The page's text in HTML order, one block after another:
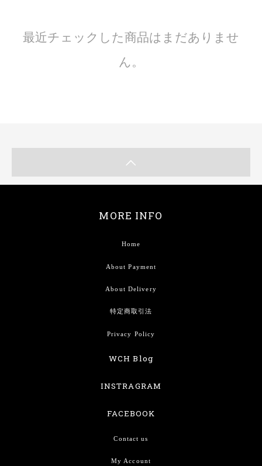
最近チェックした商品はまだありませ
ん。
MORE INFO
Home
About Payment
About Delivery
特定商取引法
Privacy Policy
WCH Blog
INSTRAGRAM
FACEBOOK
Contact us
My Account